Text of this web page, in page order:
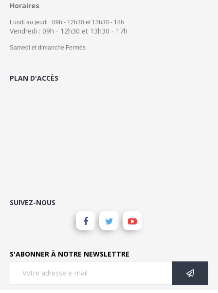
Horaires
Lundi au jeudi : 09h - 12h30 et 13h30 - 18h
Vendredi : 09h - 12h30 et 13h30 - 17h
Samedi et dimanche Fermés
PLAN D'ACCÈS
SUIVEZ-NOUS
S'ABONNER À NOTRE NEWSLETTRE